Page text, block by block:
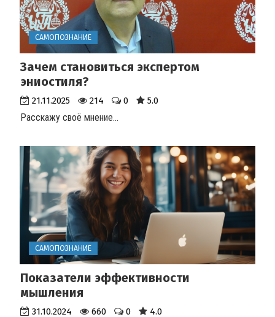
САМОПОЗНАНИЕ
Зачем становиться экспертом
эниостиля?
21.11.2025 214 0 5.0
Расскажу своё мнение...
САМОПОЗНАНИЕ
Показатели эффективности
мышления
31.10.2024 660 0 4.0